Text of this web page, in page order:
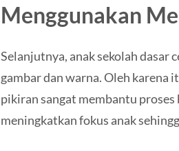
Menggunakan
Selanjutnya, anak sekolah dasar
gambar dan warna. Oleh karena
pikiran sangat membantu
meningkatkan fokus anak